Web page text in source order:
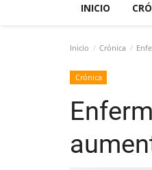
INICIO
Inicio Crónica
Crónica